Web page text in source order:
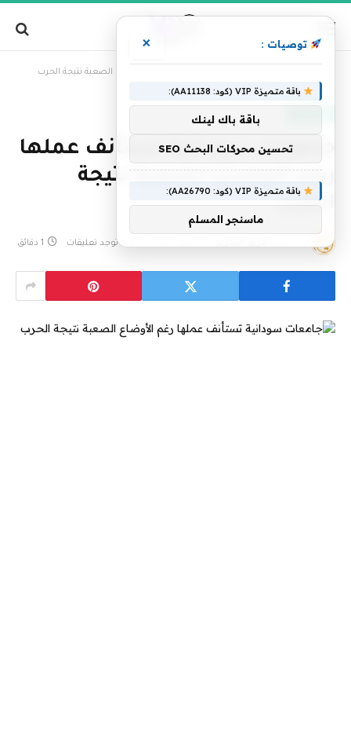
جامعات سودانية تستأنف عملها رغم الأوضاع الصعبة نتيجة الحرب
جامعات سودانية تستأنف عملها
رغم الأوضاع الصعبة نتيجة
الحرب
لا توجد تعليقات 1 دقائق
توصيات : ×
باقة متميزة VIP (كود: AA11138):
باقة باك لينك
تحسين محركات البحث SEO
باقة متميزة VIP (كود: AA26790):
ماسنجر المسلم